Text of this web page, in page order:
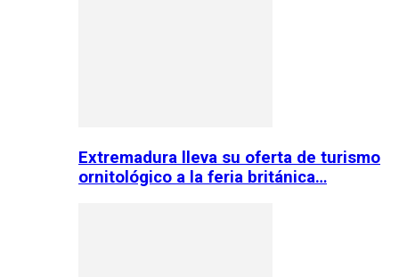
Extremadura lleva su oferta de turismo
ornitológico a la feria británica…